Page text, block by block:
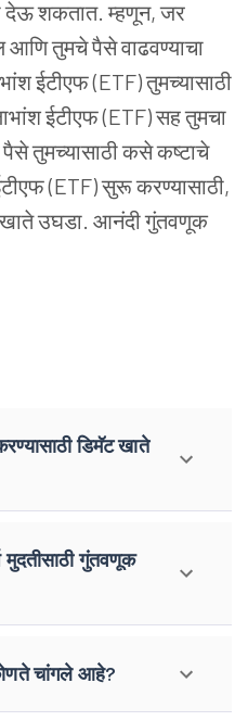
देऊशकतात. म्हणून, जर
आणितुमचेपैसेवाढवण्याचा
ईटीएफ (ETF) तुमच्यासाठी
ईटीएफ (ETF) सहतुमचा
पैसेतुमच्यासाठीकसेकष्टाचे
(ETF) सुरूकरण्यासाठी,
खातेउघडा. आनंदीगुंतवणूक
डिमॅट खाते
मुदतीसाठी गुंतवणूक
चांगले आहे?